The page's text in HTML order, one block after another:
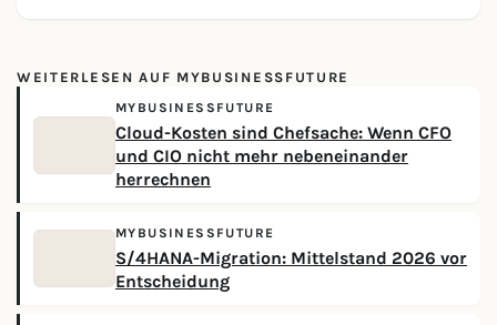
WEITERLESEN AUF MYBUSINESSFUTURE
MYBUSINESSFUTURE
Cloud-Kosten sind Chefsache: Wenn CFO
und CIO nicht mehr nebeneinander
herrechnen
MYBUSINESSFUTURE
S/4HANA-Migration: Mittelstand 2026 vor
Entscheidung